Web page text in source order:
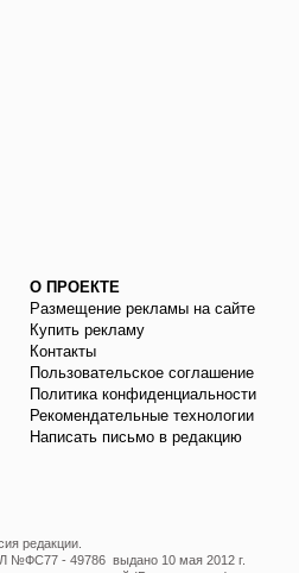
О ПРОЕКТЕ
Размещение рекламы на сайте
Купить рекламу
Контакты
Пользовательское соглашение
Политика конфиденциальности
Рекомендательные технологии
Написать письмо в редакцию
редакции.
№ФС77 - 49786 выдано 10 мая 2012 г.